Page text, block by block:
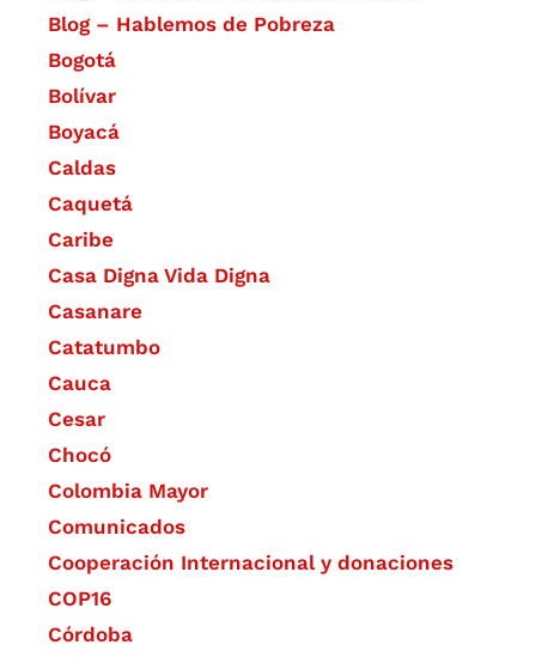
Blog – Hablemos de Pobreza
Bogotá
Bolívar
Boyacá
Caldas
Caquetá
Caribe
Casa Digna Vida Digna
Casanare
Catatumbo
Cauca
Cesar
Chocó
Colombia Mayor
Comunicados
Cooperación Internacional y donaciones
COP16
Córdoba